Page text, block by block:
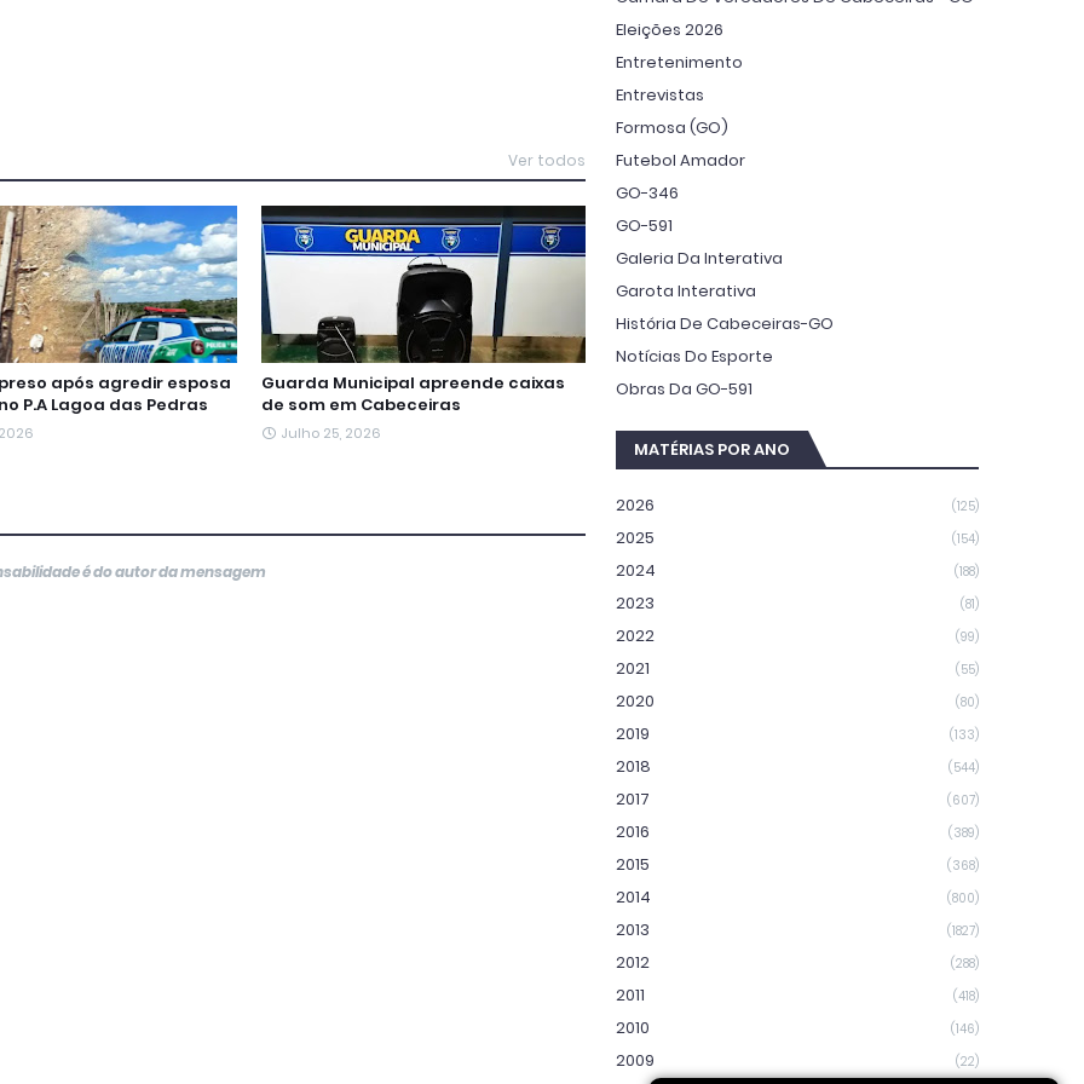
Ver todos
após agredir esposa
P.A Lagoa das Pedras
Guarda Municipal apreende caixas
de som em Cabeceiras
Julho 25, 2026
é do autor da mensagem
Eleições 2026
Entretenimento
Entrevistas
Formosa (GO)
Futebol Amador
GO-346
GO-591
Galeria Da Interativa
Garota Interativa
História De Cabeceiras-GO
Notícias Do Esporte
Obras Da GO-591
MATÉRIAS POR ANO
2026 (125)
2025 (154)
2024 (188)
2023 (81)
2022 (99)
2021 (55)
2020 (80)
2019 (133)
2018 (544)
2017 (607)
2016 (389)
2015 (368)
2014 (800)
2013 (1827)
2012 (288)
2011 (418)
2010 (146)
2009 (22)